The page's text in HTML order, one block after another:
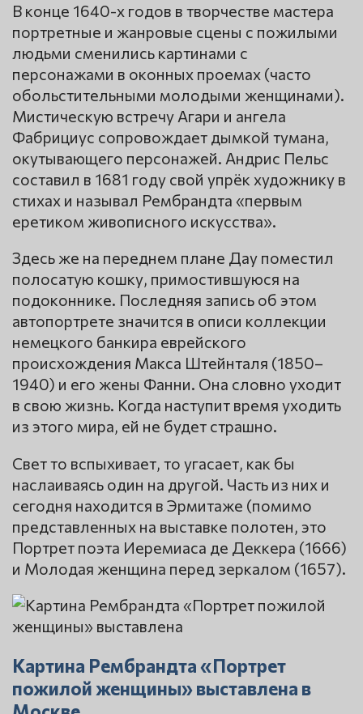
В конце 1640-х годов в творчестве мастера
портретные и жанровые сцены с пожилыми
людьми сменились картинами с
персонажами в оконных проемах (часто
обольстительными молодыми женщинами).
Мистическую встречу Агари и ангела
Фабрициус сопровождает дымкой тумана,
окутывающего персонажей. Андрис Пельс
составил в 1681 году свой упрёк художнику в
стихах и называл Рембрандта «первым
еретиком живописного искусства».
Здесь же на переднем плане Дау поместил
полосатую кошку, примостившуюся на
подоконнике. Последняя запись об этом
автопортрете значится в описи коллекции
немецкого банкира еврейского
происхождения Макса Штейнталя (1850–
1940) и его жены Фанни. Она словно уходит
в свою жизнь. Когда наступит время уходить
из этого мира, ей не будет страшно.
Свет то вспыхивает, то угасает, как бы
наслаиваясь один на другой. Часть из них и
сегодня находится в Эрмитаже (помимо
представленных на выставке полотен, это
Портрет поэта Иеремиаса де Деккера (1666)
и Молодая женщина перед зеркалом (1657).
Картина Рембрандта «Портрет
пожилой женщины» выставлена в